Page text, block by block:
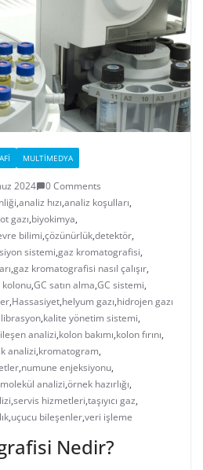
MULTIMEDYA
2024
0 Comments
,analiz hızı,analiz koşulları,
gazı,biyokimya,
bilimi,çözünürlük,detektör,
sistemi,gaz kromatografisi,
,gaz kromatografisi nasıl çalışır,
kolonu,GC satın alma,GC sistemi,
,Hassasiyet,helyum gazı,hidrojen gazı
,kalite yönetim sistemi,
analizi,kolon bakımı,kolon fırını,
analizi,kromatogram,
,numune enjeksiyonu,
analizi,örnek hazırlığı,
,servis hizmetleri,taşıyıcı gaz,
,uçucu bileşenler,veri işleme
Nedir?